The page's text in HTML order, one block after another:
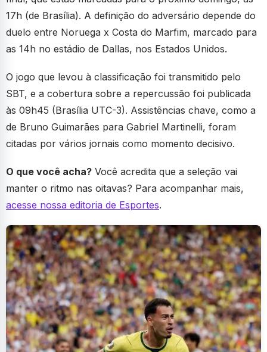
17h (de Brasília). A definição do adversário depende do
duelo entre Noruega x Costa do Marfim, marcado para
as 14h no estádio de Dallas, nos Estados Unidos.
O jogo que levou à classificação foi transmitido pelo
SBT, e a cobertura sobre a repercussão foi publicada
às 09h45 (Brasília UTC-3). Assistências chave, como a
de Bruno Guimarães para Gabriel Martinelli, foram
citadas por vários jornais como momento decisivo.
O que você acha? Você acredita que a seleção vai
manter o ritmo nas oitavas? Para acompanhar mais,
acesse nossa editoria de Esportes.